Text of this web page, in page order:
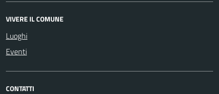
VIVERE IL COMUNE
Luoghi
Eventi
CONTATTI